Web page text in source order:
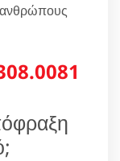
ανθρώπους